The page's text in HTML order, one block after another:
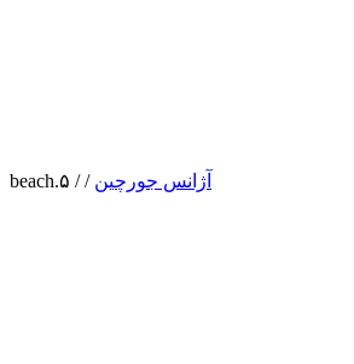
آژانس جورچین /
/ ۵.beach